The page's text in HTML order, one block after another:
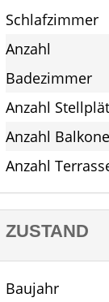
Schlafzimmer
Anzahl
Badezimmer
Anzahl
Anzahl Balkone
Anzahl
ZUSTAND
Baujahr